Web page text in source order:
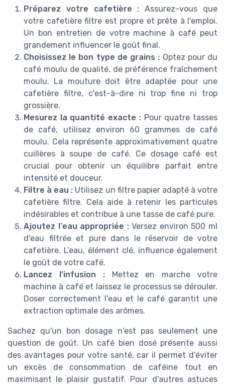
Préparez votre cafetière : Assurez-vous que
votre cafetière filtre est propre et prête à l'emploi.
Un bon entretien de votre machine à café peut
grandement influencer le goût final.
Choisissez le bon type de grains : Optez pour du
café moulu de qualité, de préférence fraîchement
moulu. La mouture doit être adaptée pour une
cafetière filtre, c'est-à-dire ni trop fine ni trop
grossière.
Mesurez la quantité exacte :Pour quatre tasses
de café, utilisez environ 60 grammes de café
moulu. Cela représente approximativement quatre
cuillères à soupe de café. Ce dosage café est
crucial pour obtenir un équilibre parfait entre
intensité et douceur.
Filtre à eau : Utilisez un filtre papier adapté à votre
cafetière filtre. Cela aide à retenir les particules
indésirables et contribue à une tasse de café pure.
Ajoutez l'eau appropriée :Versez environ 500 ml
d'eau filtrée et pure dans le réservoir de votre
cafetière. L’eau, élément clé, influence également
le goût de votre café.
Lancez l'infusion :Mettez en marche votre
machine à café et laissez le processus se dérouler.
Doser correctement l'eau et le café garantit une
extraction optimale des arômes.
Sachez qu'un bon dosage n'est pas seulement une
question de goût. Un café bien dosé présente aussi
des avantages pour votre santé, car il permet d'éviter
un excès de consommation de caféine tout en
maximisant le plaisir gustatif. Pour d'autres astuces